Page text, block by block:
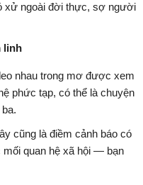
xử ngoài đời thực, sợ người
linh
nhau trong mơ được xem
phức tạp, có thể là chuyện
cũng là điềm cảnh báo có
quan hệ xã hội — bạn